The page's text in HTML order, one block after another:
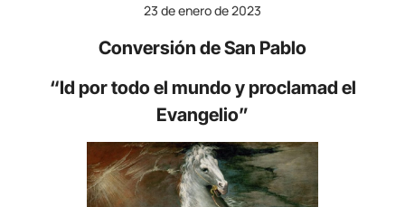
23 de enero de 2023
Conversión de San Pablo
“Id por todo el mundo y proclamad el
Evangelio”